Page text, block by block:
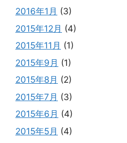
2016年1月 (3)
2015年12月 (4)
2015年11月 (1)
2015年9月 (1)
2015年8月 (2)
2015年7月 (3)
2015年6月 (4)
2015年5月 (4)